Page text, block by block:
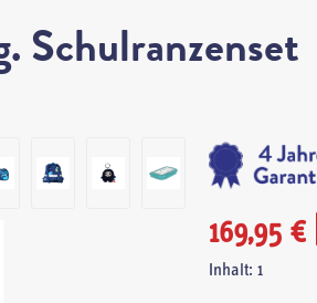
Schulranzenset
169,95 €
Inhalt: 1